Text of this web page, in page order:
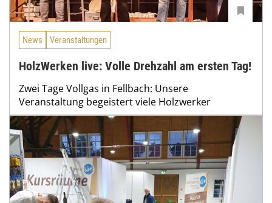
News Veranstaltungen
HolzWerken live: Volle Drehzahl am ersten Tag!
Zwei Tage Vollgas in Fellbach: Unsere
Veranstaltung begeistert viele Holzwerker